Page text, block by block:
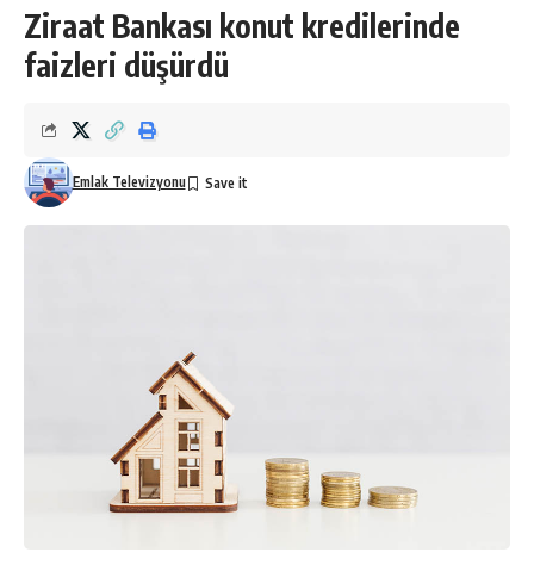
Ziraat Bankası konut kredilerinde
faizleri düşürdü
Emlak Televizyonu